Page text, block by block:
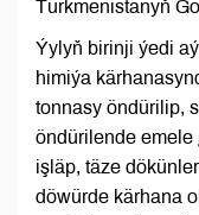
Türkmenistanyň
Ýylyň birinji ýedi
himiýa
tonnasy öndürilip,
öndürilende emele
işläp, täze
döwürde kärhana